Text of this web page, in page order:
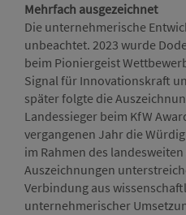
Mehrfach ausgezeichnet
Die unternehmerische
unbeachtet. 2023 wurde
beim Pioniergeist
Signal für Innovationskraft
später folgte die
Landessieger beim KfW
vergangenen Jahr die
im Rahmen des
Auszeichnungen
Verbindung aus
unternehmerischer